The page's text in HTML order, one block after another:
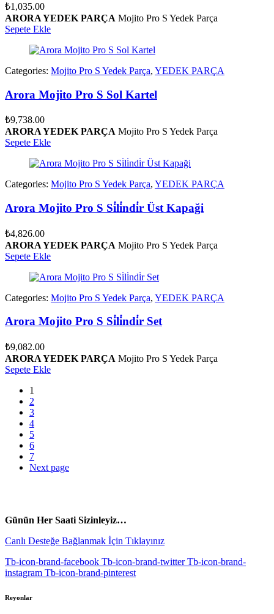
₺1,035.00
ARORA YEDEK PARÇA Mojito Pro S Yedek Parça
Sepete Ekle
Categories: Mojito Pro S Yedek Parça, YEDEK PARÇA
Arora Mojito Pro S Sol Kartel
₺9,738.00
ARORA YEDEK PARÇA Mojito Pro S Yedek Parça
Sepete Ekle
Categories: Mojito Pro S Yedek Parça, YEDEK PARÇA
Arora Mojito Pro S Si̇li̇ndi̇r Üst Kapaği
₺4,826.00
ARORA YEDEK PARÇA Mojito Pro S Yedek Parça
Sepete Ekle
Categories: Mojito Pro S Yedek Parça, YEDEK PARÇA
Arora Mojito Pro S Si̇li̇ndi̇r Set
₺9,082.00
ARORA YEDEK PARÇA Mojito Pro S Yedek Parça
Sepete Ekle
1
2
3
4
5
6
7
Next page
Günün Her Saati Sizinleyiz…
Canlı Desteğe Bağlanmak İçin Tıklayınız
Tb-icon-brand-facebook Tb-icon-brand-twitter Tb-icon-brand-
instagram Tb-icon-brand-pinterest
Reyonlar